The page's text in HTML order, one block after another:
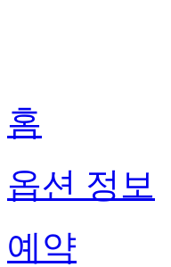
홈
옵션 정보
예약